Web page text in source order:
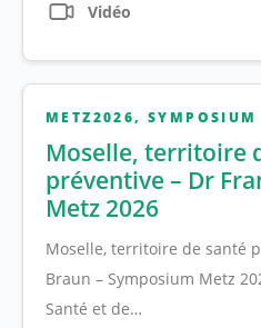
Vidéo
METZ2026,SYMPOSIUM
Moselle, territoire
préventive – Dr
Metz 2026
Moselle, territoire de santé
Braun – Symposium Metz
Santé et de…